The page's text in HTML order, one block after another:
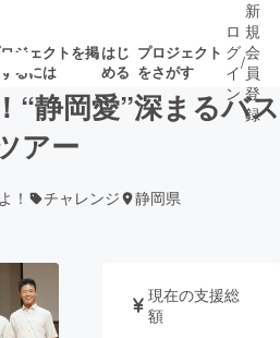
ジェクトを掲
るには
はじ
める
プロジェクト
をさがす
ロジェクト
音楽
ロ
グ
イ
ン
/
新
規
会
員
登
録
“静岡愛”深まるバス
アー
！ チャレンジ 静岡県
現在の支援総
額